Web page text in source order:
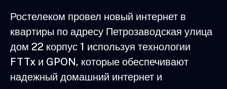
Ростелеком провел новый интернет в
квартиры по адресу Петрозаводская улица
дом 22 корпус 1 используя технологии
FTTx и GPON, которые обеспечивают
надежный домашний интернет и